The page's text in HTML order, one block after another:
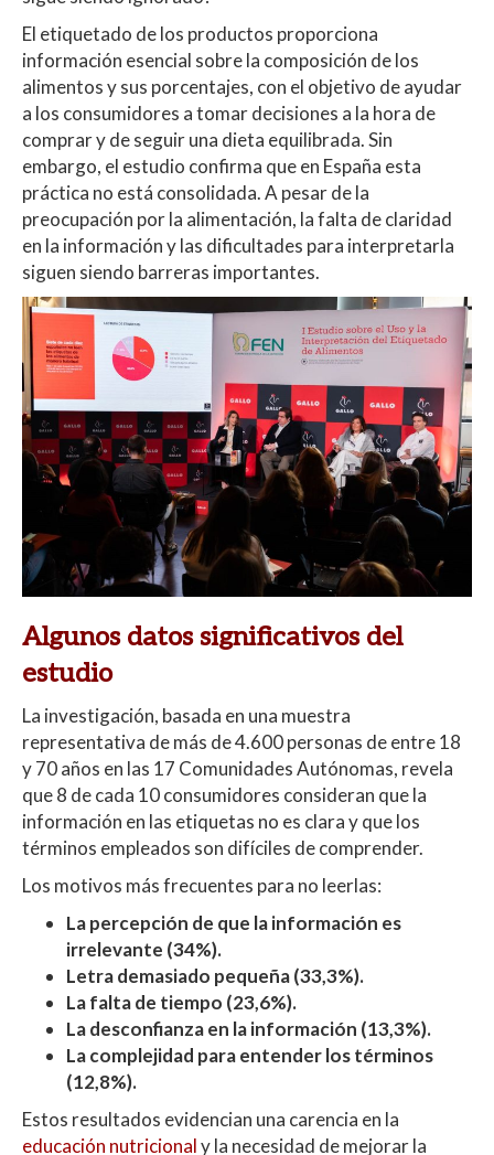
El etiquetado de los productos proporciona
información esencial sobre la composición de los
alimentos y sus porcentajes, con el objetivo de ayudar
a los consumidores a tomar decisiones a la hora de
comprar y de seguir una dieta equilibrada. Sin
embargo, el estudio confirma que en España esta
práctica no está consolidada. A pesar de la
preocupación por la alimentación, la falta de claridad
en la información y las dificultades para interpretarla
siguen siendo barreras importantes.
Algunos datos significativos del
estudio
La investigación, basada en una muestra
representativa de más de 4.600 personas de entre 18
y 70 años en las 17 Comunidades Autónomas, revela
que 8 de cada 10 consumidores consideran que la
información en las etiquetas no es clara y que los
términos empleados son difíciles de comprender.
Los motivos más frecuentes para no leerlas:
La percepción de que la información es
irrelevante (34%).
Letra demasiado pequeña (33,3%).
La falta de tiempo (23,6%).
La desconfianza en la información (13,3%).
La complejidad para entender los términos
(12,8%).
Estos resultados evidencian una carencia en la
educación nutricionaly la necesidad de mejorar la